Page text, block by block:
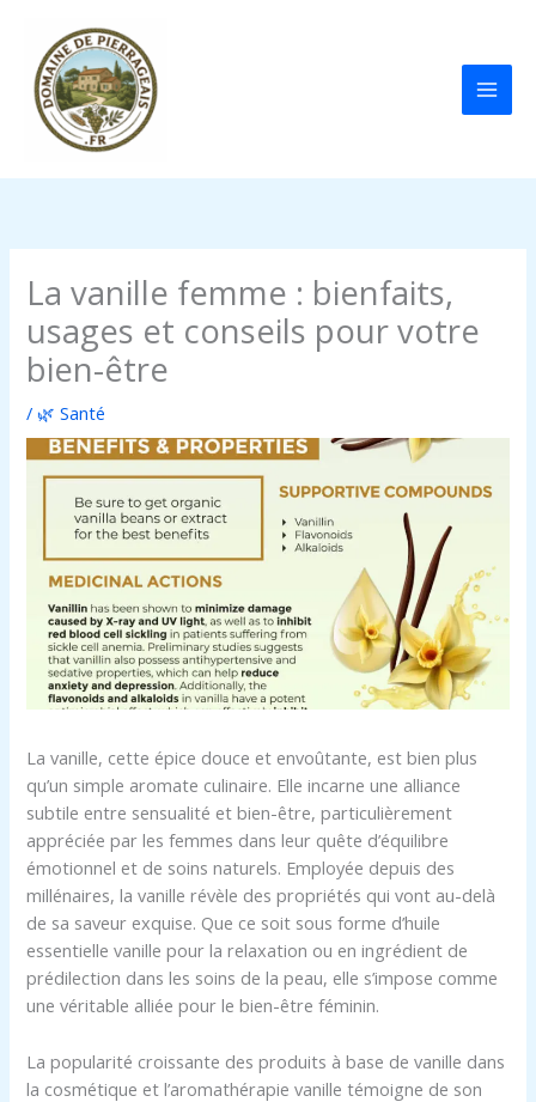
contenu
La vanille femme : bienfaits,
usages et conseils pour votre
bien-être
/ 🌿 Santé
La vanille, cette épice douce et envoûtante, est bien plus
qu’un simple aromate culinaire. Elle incarne une alliance
subtile entre sensualité et bien-être, particulièrement
appréciée par les femmes dans leur quête d’équilibre
émotionnel et de soins naturels. Employée depuis des
millénaires, la vanille révèle des propriétés qui vont au-delà
de sa saveur exquise. Que ce soit sous forme d’huile
essentielle vanille pour la relaxation ou en ingrédient de
prédilection dans les soins de la peau, elle s’impose comme
une véritable alliée pour le bien-être féminin.
La popularité croissante des produits à base de vanille dans
la cosmétique et l’aromathérapie vanille témoigne de son